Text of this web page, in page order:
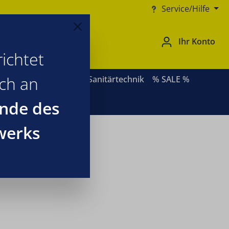
Service/Hilfe
Ihr Konto
Heizsysteme Sanitärtechnik % SALE %
an
des